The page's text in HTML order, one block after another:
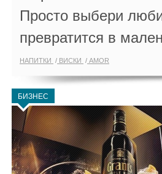
Просто выбери
превратится в
НАПИТКИ ВИСКИ AMOR
БИЗНЕС